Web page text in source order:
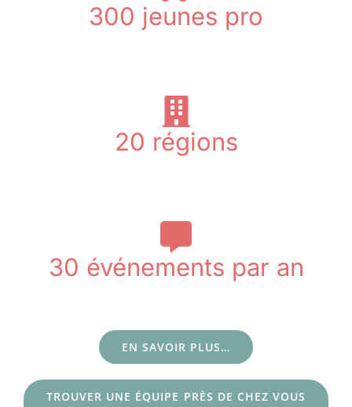
300 jeunes pro
20 régions
30 événements par an
EN SAVOIR PLUS…
TROUVER UNE ÉQUIPE PRÈS DE CHEZ VOUS